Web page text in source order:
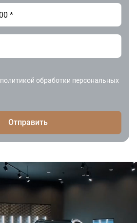
политикой обработки персональных
Отправить